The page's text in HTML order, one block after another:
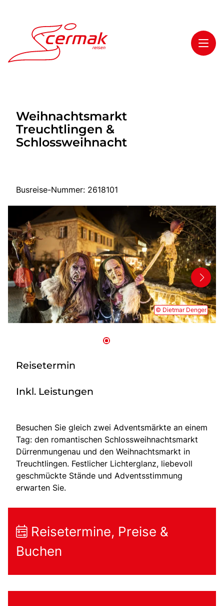
Highlights
Service
Tagesfahrten
Mehrtagesfahrten
Bus mieten
Katalog anfordern
Uber uns
Weihnachtsmarkt
Treuchtlingen &
Schlossweihnacht
Busreise-Nummer: 2618101
© Dietmar Denger
Reisetermin
Inkl. Leistungen
Besuchen Sie gleich zwei Adventsmärkte an einem
Tag: den romantischen Schlossweihnachtsmarkt
Dürrenmungenau und den Weihnachtsmarkt in
Treuchtlingen. Festlicher Lichterglanz, liebevoll
geschmückte Stände und Adventsstimmung
erwarten Sie.
Reisetermine, Preise &
Buchen